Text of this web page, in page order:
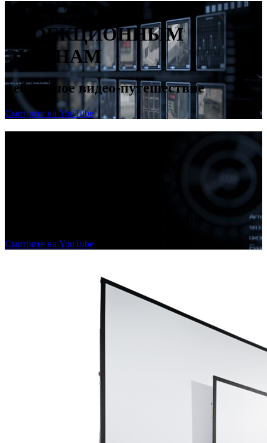
СТРАСТЬ К
ПРОЕКЦИОННЫМ
ЭКРАНАМ
небольшое видео-путешествие
Смотрите на YouTube
Смотрите на YouTube